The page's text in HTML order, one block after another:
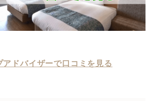
アドバイザーで口コミを見る